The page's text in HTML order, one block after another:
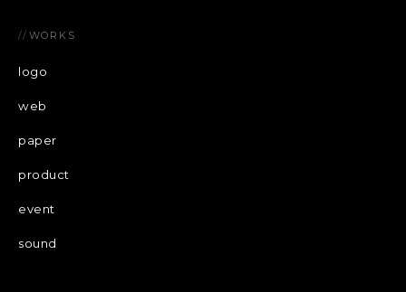
// WORKS
logo
web
paper
product
event
sound